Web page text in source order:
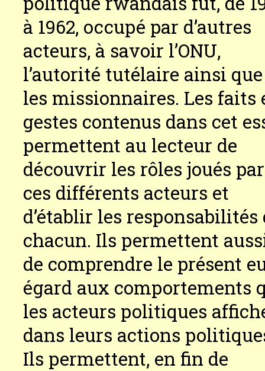
à 1962, occupé par d’autres
acteurs, à savoir l’ONU,
l’autorité tutélaire ainsi que
les missionnaires. Les faits
gestes contenus dans cet
permettent au lecteur de
découvrir les rôles joués par
ces différents acteurs et
d’établir les responsabilités
chacun. Ils permettent
de comprendre le présent
égard aux comportements
les acteurs politiques
dans leurs actions
Ils permettent, en fin de